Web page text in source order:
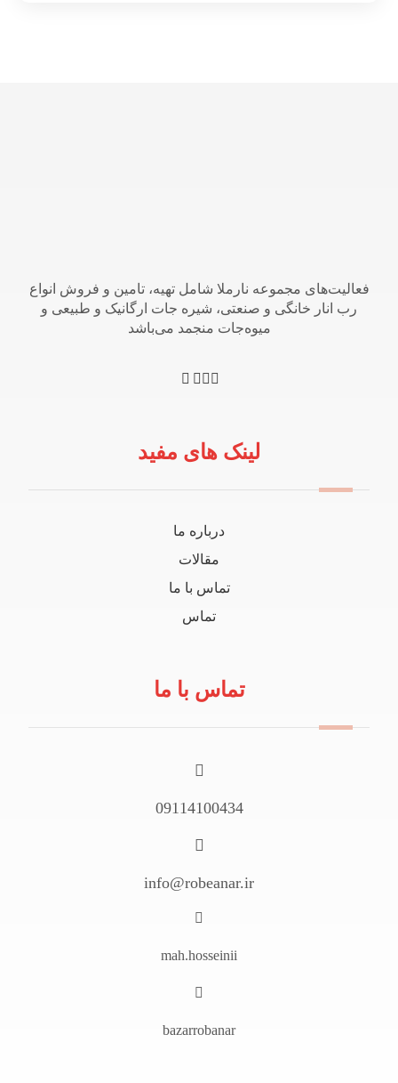
فعالیت‌های مجموعه نارملا شامل تهیه، تامین و فروش انواع
رب انار خانگی و صنعتی، شیره جات ارگانیک و طبیعی و
میوه‌جات منجمد می‌باشد
لینک های مفید
درباره ما
مقالات
تماس با ما
تماس
تماس با ما
09114100434
info@robeanar.ir
mah.hosseinii
bazarrobanar